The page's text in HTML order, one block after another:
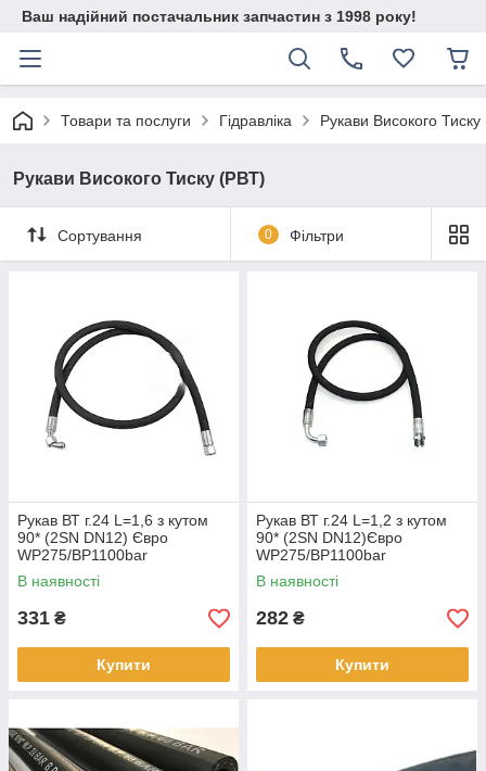
Ваш надійний постачальник запчастин з 1998 року!
Товари та послуги Гідравліка Рукави Високого
Рукави Високого Тиску (РВТ)
Сортування 0 Фільтри
Рукав ВТ г.24 L=1,6 з кутом
90* (2SN DN12) Євро
WP275/BP1100bar
В наявності
331 ₴
Купити
Рукав ВТ г.24 L=1,2 з кутом
90* (2SN DN12)Євро
WP275/BP1100bar
В наявності
282 ₴
Купити